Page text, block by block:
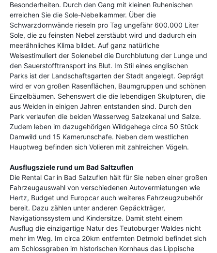
Besonderheiten. Durch den Gang mit kleinen Ruhenischen
erreichen Sie die Sole-Nebelkammer. Über die
Schwarzdornwände rieseln pro Tag ungefähr 600.000 Liter
Sole, die zu feinsten Nebel zerstäubt wird und dadurch ein
meerähnliches Klima bildet. Auf ganz natürliche
Weisestimuliert der Solenebel die Durchblutung der Lunge und
den Sauerstofftransport ins Blut. Im Stil eines englischen
Parks ist der Landschaftsgarten der Stadt angelegt. Geprägt
wird er von großen Rasenflächen, Baumgruppen und schönen
Einzelbäumen. Sehenswert die die lebendigen Skulpturen, die
aus Weiden in einigen Jahren entstanden sind. Durch den
Park verlaufen die beiden Wasserweg Salzekanal und Salze.
Zudem leben im dazugehörigen Wildgehege circa 50 Stück
Damwild und 15 Kamerunschafe. Neben dem westlichen
Hauptweg befinden sich Volieren mit zahlreichen Vögeln.
Ausflugszielerund um Bad Saltzuflen
Die Rental Car in Bad Salzuflen hält für Sie neben einer großen
Fahrzeugauswahl von verschiedenen Autovermietungen wie
Hertz, Budget und Europcar auch weiteres Fahrzeugzubehör
bereit. Dazu zählen unter anderen Gepäckträger,
Navigationssystem und Kindersitze. Damit steht einem
Ausflug die einzigartige Natur des Teutoburger Waldes nicht
mehr im Weg. Im circa 20km entfernten Detmold befindet sich
am Schlossgraben im historischen Kornhaus das Lippische